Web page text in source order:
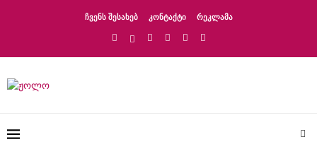
ᲩᲕᲔᲜᲡ ᲨᲔᲡᲐᲮᲔᲑ ᲙᲝᲜᲢᲐᲥᲢᲘ ᲠᲔᲙᲚᲐᲛᲐ